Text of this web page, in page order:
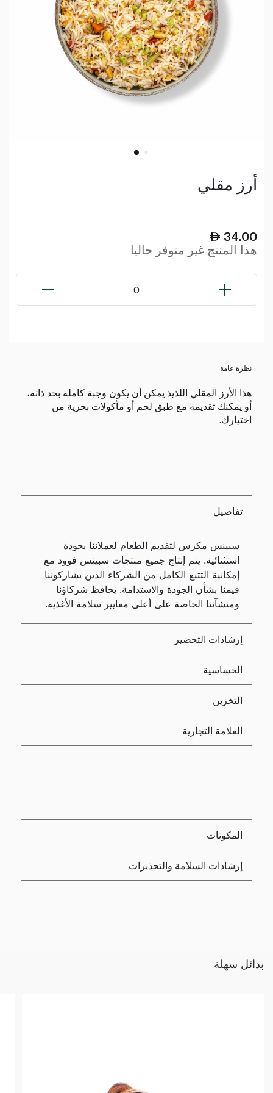
أرز مقلي
34.00
هذا المنتج غير متوفر حاليا
0
نظرة عامة
هذا الأرز المقلي اللذيذ يمكن أن يكون وجبة كاملة بحد ذاته،
أو يمكنك تقديمه مع طبق لحم أو مأكولات بحرية من
اختيارك.
تفاصيل
سبينس مكرس لتقديم الطعام لعملائنا بجودة
استثنائية. يتم إنتاج جميع منتجات سبينس فوود مع
إمكانية التتبع الكامل من الشركاء الذين يشاركوننا
قيمنا بشأن الجودة والاستدامة. يحافظ شركاؤنا
ومنشآتنا الخاصة على أعلى معايير سلامة الأغذية.
إرشادات التحضير
الحساسية
التخزين
العلامة التجارية
المكونات
إرشادات السلامة والتحذيرات
بدائل سهلة